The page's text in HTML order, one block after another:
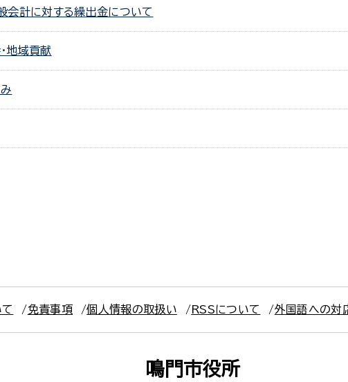
会計に対する繰出金について
地域貢献
免責事項 個人情報の取扱い RSSについて 外国語への対
鳴門市役所